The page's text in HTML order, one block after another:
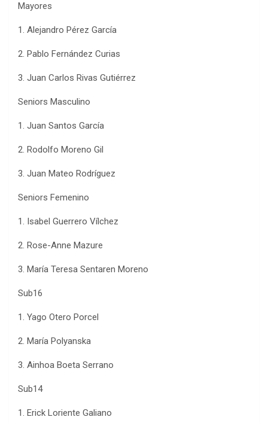
Mayores
1. Alejandro Pérez García
2. Pablo Fernández Curias
3. Juan Carlos Rivas Gutiérrez
Seniors Masculino
1. Juan Santos García
2. Rodolfo Moreno Gil
3. Juan Mateo Rodríguez
Seniors Femenino
1. Isabel Guerrero Vílchez
2. Rose-Anne Mazure
3. María Teresa Sentaren Moreno
Sub16
1. Yago Otero Porcel
2. María Polyanska
3. Ainhoa Boeta Serrano
Sub14
1. Erick Loriente Galiano